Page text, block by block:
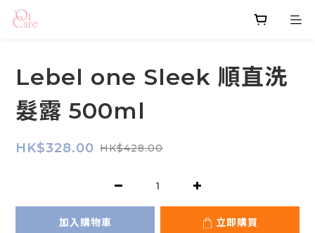
Lebel one Sleek 順直洗
髮露 500ml
HK$328.00 HK$428.00
加入購物車 立即購買